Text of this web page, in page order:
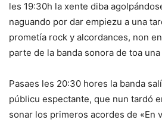
les 19:30h la xente diba
naguando por dar empiezu a una
prometía rock y alcordances, non
parte de la banda sonora de toa
Pasaes les 20:30 hores la banda
públicu espectante, que nun tardó
sonar los primeros acordes de «En